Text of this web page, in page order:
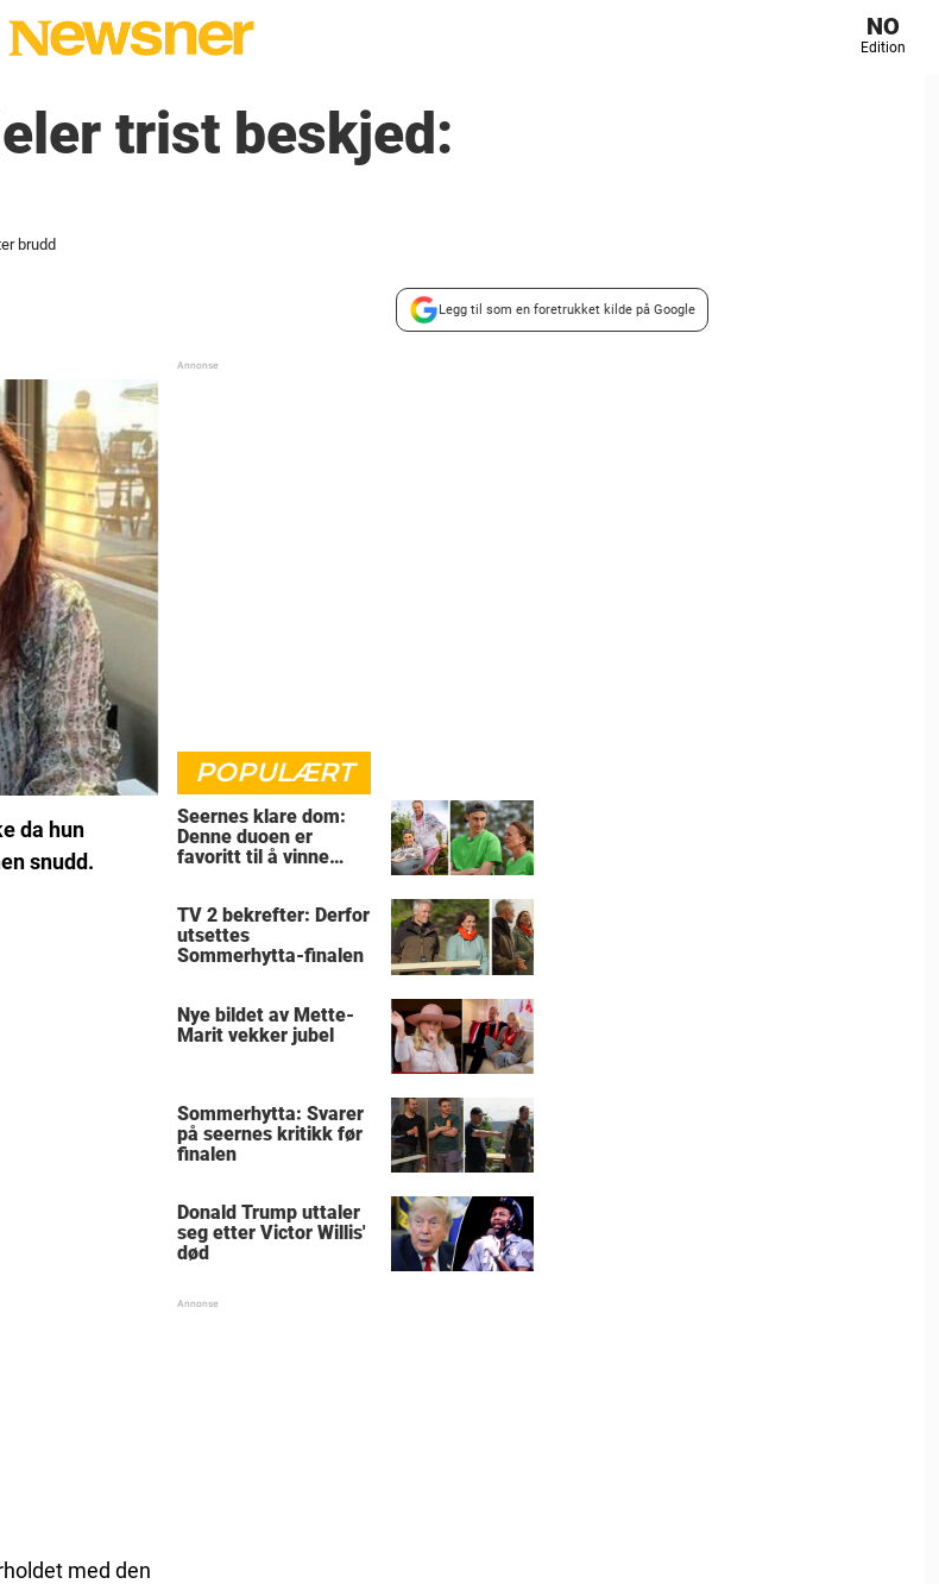
NO
Edition
trist beskjed:
brudd
Legg til som en foretrukket kilde på Google
da hun
snudd.
med den
POPULÆRT
Seernes klare dom:
Denne duoen er
favoritt til å vinne
TV 2 bekrefter: Derfor
utsettes
Sommerhytta-finalen
Nye bildet av Mette-
Marit vekker jubel
Sommerhytta: Svarer
på seernes kritikk før
finalen
Donald Trump uttaler
seg etter Victor Willis'
død